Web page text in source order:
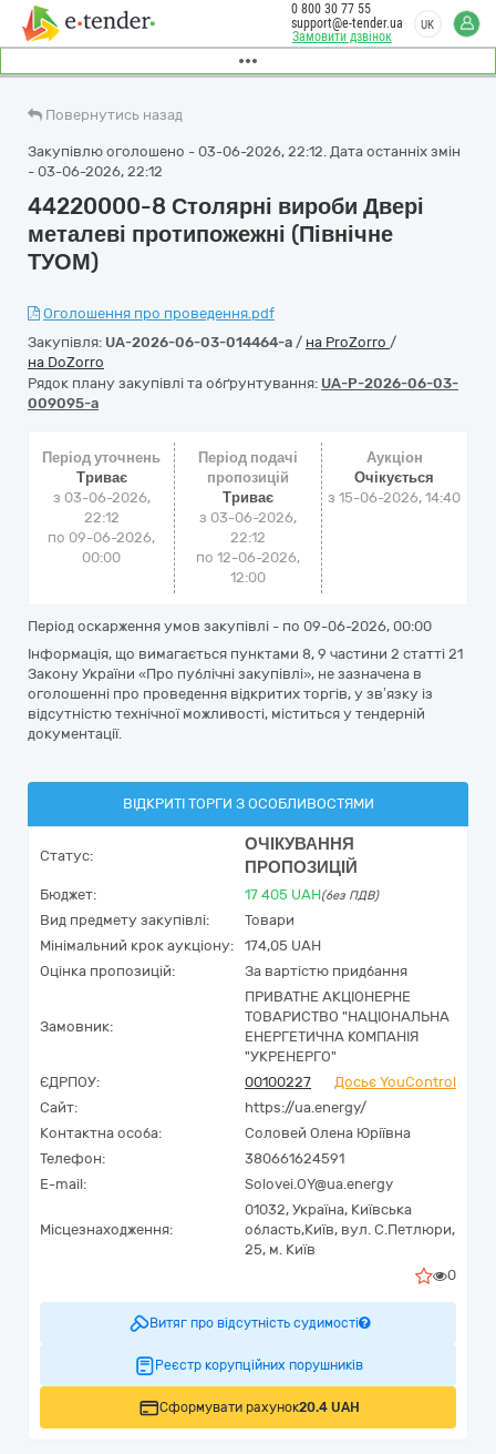
Замовити дзвінок
0 800 30 77 55
support@e-tender.ua
UK
Повернутись назад
Закупівлю оголошено - 03-06-2026, 22:12. Дата останніх змін
- 03-06-2026, 22:12
44220000-8 Столярні вироби Двері
металеві протипожежні (Північне
ТУОМ)
Оголошення про проведення.pdf
Закупівля: UA-2026-06-03-014464-a / на ProZorro /
на DoZorro
Рядок плану закупівлі та обґрунтування: UA-P-2026-06-03-
009095-a
Період уточнень
Триває
з 03-06-2026,
22:12
по 09-06-2026,
00:00
Період подачі
пропозицій
Триває
з 03-06-2026,
22:12
по 12-06-2026,
12:00
Аукціон
Очікується
з15-06-2026, 14:40
Період оскарження умов закупівлі - по 09-06-2026, 00:00
Інформація, що вимагається пунктами 8, 9 частини 2 статті 21
Закону України «Про публічні закупівлі», не зазначена в
оголошенні про проведення відкритих торгів, у зв’язку із
відсутністю технічної можливості, міститься у тендерній
документації.
ВІДКРИТІ ТОРГИ З ОСОБЛИВОСТЯМИ
Статус:
ОЧІКУВАННЯ
ПРОПОЗИЦІЙ
Бюджет: 17 405 UAH(без ПДВ)
Вид предмету закупівлі:
Товари
Мінімальний крок аукціону:
174,05 UAH
Оцінка пропозицій:
За вартістю придбання
Замовник:
ПРИВАТНЕ АКЦІОНЕРНЕ
ТОВАРИСТВО "НАЦІОНАЛЬНА
ЕНЕРГЕТИЧНА КОМПАНІЯ
"УКРЕНЕРГО"
ЄДРПОУ:
00100227
Досьє YouControl
Сайт:
https://ua.energy/
Контактна особа:
Соловей Олена Юріївна
Телефон:
380661624591
E-mail:
Solovei.OY@ua.energy
Місцезнаходження:
01032, Україна, Київська
область,Київ, вул. С.Петлюри,
25, м. Київ
0
Витяг про відсутність судимості
Реєстр корупційних порушників
Сформувати рахунок20.4 UAH